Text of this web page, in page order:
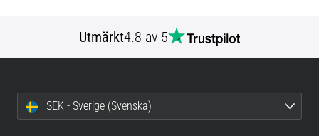
Utmärkt4.8 av 5
SEK - Sverige (Svenska)